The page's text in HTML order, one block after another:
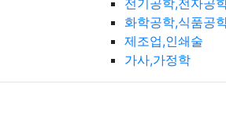
전기공학,전자공
화학공학,식품공
제조업,인쇄술
가사,가정학